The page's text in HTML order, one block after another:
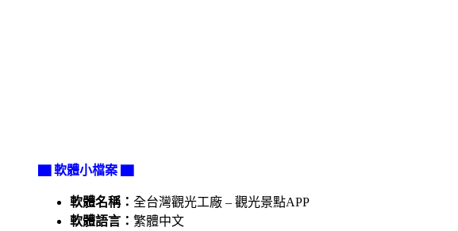
▇ 軟體小檔案 ▇
軟體名稱： 全台灣觀光工廠 – 觀光景點APP
軟體語言： 繁體中文